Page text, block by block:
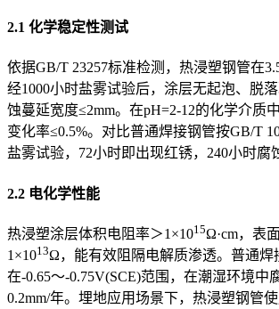
2.1 化学稳定性测试
依据GB/T 23257标准检测，热浸塑钢管在
经1000小时盐雾试验后，涂层无起泡、脱
蚀蔓延宽度≤2mm。在pH=2-12的化学介质
变化率≤0.5%。对比普通焊接钢管按GB/T
盐雾试验，72小时即出现红锈，240小时腐
2.2 电化学性能
热浸塑涂层体积电阻率＞1×1015Ω·cm，表
1×1013Ω，能有效阻隔电解质渗透。普通焊
在-0.65～-0.75V(SCE)范围，在潮湿环境中
0.2mm/年。埋地应用场景下，热浸塑钢管使